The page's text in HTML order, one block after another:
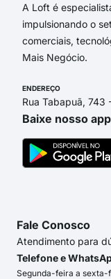
A Loft é
impulsionando o
comerciais,
Mais Negócio.
ENDEREÇO
Rua Tabapuã, 743
Baixe nosso app
Fale Conosco
Atendimento para
Telefone e
Segunda-feira a sexta-